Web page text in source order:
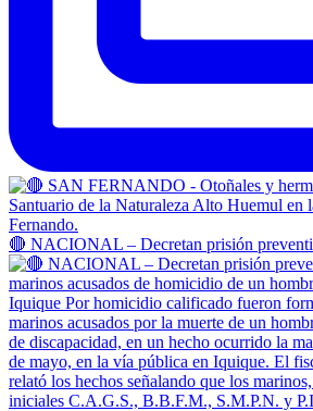
🔴 NACIONAL – Decretan prisión